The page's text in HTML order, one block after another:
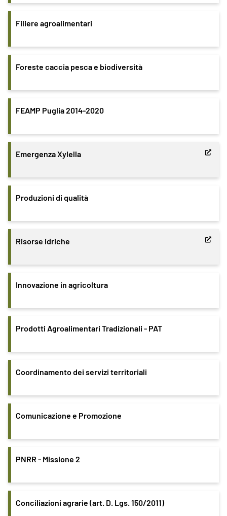
Filiere agroalimentari
Foreste caccia pesca e biodiversità
FEAMP Puglia 2014-2020
Emergenza Xylella
Produzioni di qualità
Risorse idriche
Innovazione in agricoltura
Prodotti Agroalimentari Tradizionali - PAT
Coordinamento dei servizi territoriali
Comunicazione e Promozione
PNRR - Missione 2
Conciliazioni agrarie (art. D. Lgs. 150/2011)